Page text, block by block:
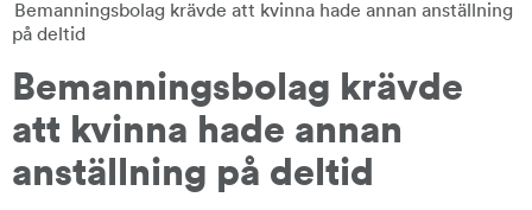
Bemanningsbolag krävde att kvinna hade annan anställning
på deltid
Bemanningsbolag krävde
att kvinna hade annan
anställning på deltid